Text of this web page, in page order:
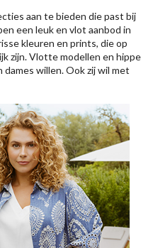
aan te bieden die past bij
een leuk en vlot aanbod in
kleuren en prints, die op
zijn. Vlotte modellen en hippe
willen. Ook zij wil met